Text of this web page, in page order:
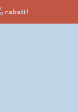
rabatt!